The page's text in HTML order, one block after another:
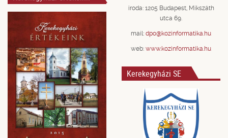
iroda: 1205 Budapest, Mikszáth
utca 69.
mail: dpo@kozinformatika.hu
web: www.kozinformatika.hu
Kerekegyházi SE